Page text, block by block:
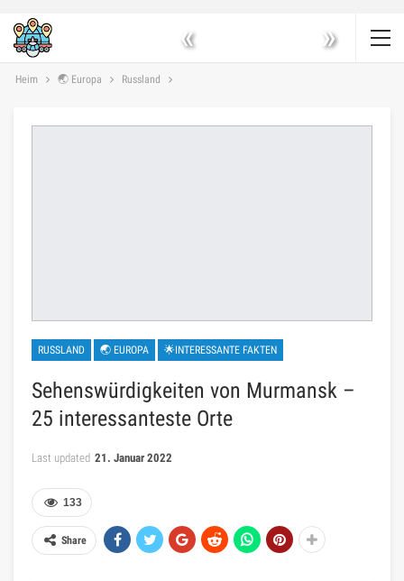
« »
Heim 🌏 Europa Russland
RUSSLAND 🌏 EUROPA 🌟INTERESSANTE FAKTEN
Sehenswürdigkeiten von Murmansk –
25 interessanteste Orte
Last updated 21. Januar 2022
133
Share